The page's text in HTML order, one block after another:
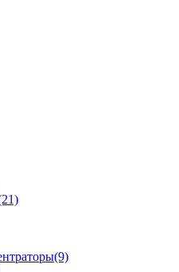
(9)